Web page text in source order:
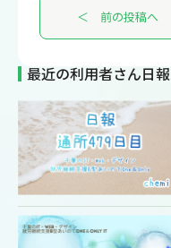
＜ 前の投稿へ
最近の利用者さん日報